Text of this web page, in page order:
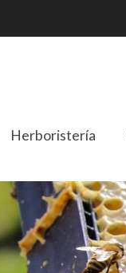
Herboristería